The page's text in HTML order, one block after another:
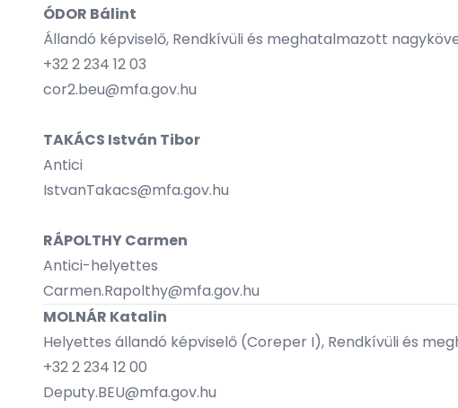
ÓDOR Bálint
Állandó képviselő, Rendkívüli és meghatalmazott
+32 2 234 12 03
cor2.beu@mfa.gov.hu
TAKÁCS István Tibor
Antici
IstvanTakacs@mfa.gov.hu
RÁPOLTHY Carmen
Antici-helyettes
Carmen.Rapolthy@mfa.gov.hu
MOLNÁR Katalin
Helyettes állandó képviselő (Coreper I), Rendkívüli és
+32 2 234 12 00
Deputy.BEU@mfa.gov.hu